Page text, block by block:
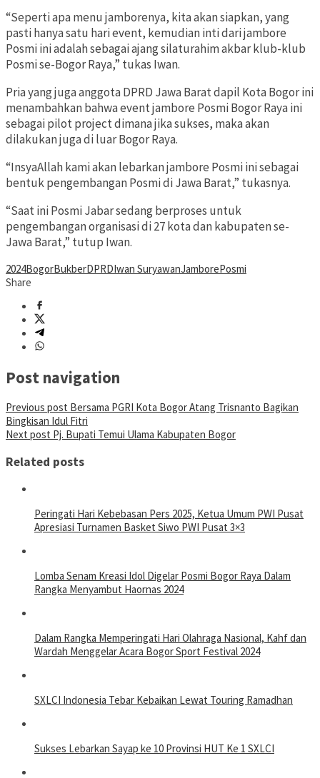
“Seperti apa menu jamborenya, kita akan siapkan, yang
pasti hanya satu hari event, kemudian inti dari jambore
Posmi ini adalah sebagai ajang silaturahim akbar klub-klub
Posmi se-Bogor Raya,” tukas Iwan.
Pria yang juga anggota DPRD Jawa Barat dapil Kota Bogor ini
menambahkan bahwa event jambore Posmi Bogor Raya ini
sebagai pilot project dimana jika sukses, maka akan
dilakukan juga di luar Bogor Raya.
“InsyaAllah kami akan lebarkan jambore Posmi ini sebagai
bentuk pengembangan Posmi di Jawa Barat,” tukasnya.
“Saat ini Posmi Jabar sedang berproses untuk
pengembangan organisasi di 27 kota dan kabupaten se-
Jawa Barat,” tutup Iwan.
2024BogorBukberDPRDIwan SuryawanJamborePosmi
Share
Post navigation
Previous post Bersama PGRI Kota Bogor Atang Trisnanto Bagikan
Bingkisan Idul Fitri
Next post Pj. Bupati Temui Ulama Kabupaten Bogor
Related posts
Peringati Hari Kebebasan Pers 2025, Ketua Umum PWI Pusat
Apresiasi Turnamen Basket Siwo PWI Pusat 3×3
Lomba Senam Kreasi Idol Digelar Posmi Bogor Raya Dalam
Rangka Menyambut Haornas 2024
Dalam Rangka Memperingati Hari Olahraga Nasional, Kahf dan
Wardah Menggelar Acara Bogor Sport Festival 2024
SXLCI Indonesia Tebar Kebaikan Lewat Touring Ramadhan
Sukses Lebarkan Sayap ke 10 Provinsi HUT Ke 1 SXLCI